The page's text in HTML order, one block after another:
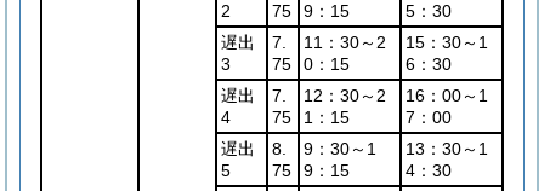
2
75
9：15
5：30
遅出
3
7.
75
11：30～2
0：15
15：30～1
6：30
遅出
4
7.
75
12：30～2
1：15
16：00～1
7：00
遅出
5
8.
75
9：30～1
9：15
13：30～1
4：30